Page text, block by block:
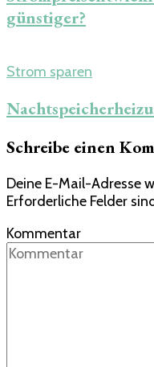
günstiger?
Strom sparen
Schreibe einen
Deine E-Mail-Adresse
Erforderliche Felder
Kommentar